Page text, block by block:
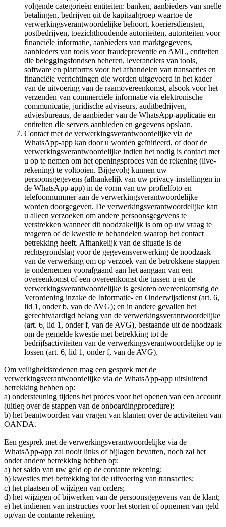
volgende categorieën entiteiten: banken, aanbieders van snelle
betalingen, bedrijven uit de kapitaalgroep waartoe de
verwerkingsverantwoordelijke behoort, koeriersdiensten,
postbedrijven, toezichthoudende autoriteiten, autoriteiten voor
financiële informatie, aanbieders van marktgegevens,
aanbieders van tools voor fraudepreventie en AML, entiteiten
die beleggingsfondsen beheren, leveranciers van tools,
software en platforms voor het afhandelen van transacties en
financiële verrichtingen die worden uitgevoerd in het kader
van de uitvoering van de raamovereenkomst, alsook voor het
verzenden van commerciële informatie via elektronische
communicatie, juridische adviseurs, auditbedrijven,
adviesbureaus, de aanbieder van de WhatsApp-applicatie en
entiteiten die servers aanbieden en gegevens opslaan.
Contact met de verwerkingsverantwoordelijke via de
WhatsApp-app kan door u worden geïnitieerd, of door de
verwerkingsverantwoordelijke indien het nodig is contact met
u op te nemen om het openingsproces van de rekening (live-
rekening) te voltooien. Bijgevolg kunnen uw
persoonsgegevens (afhankelijk van uw privacy-instellingen in
de WhatsApp-app) in de vorm van uw profielfoto en
telefoonnummer aan de verwerkingsverantwoordelijke
worden doorgegeven. De verwerkingsverantwoordelijke kan
u alleen verzoeken om andere persoonsgegevens te
verstrekken wanneer dit noodzakelijk is om op uw vraag te
reageren of de kwestie te behandelen waarop het contact
betrekking heeft. Afhankelijk van de situatie is de
rechtsgrondslag voor de gegevensverwerking de noodzaak
van de verwerking om op verzoek van de betrokkene stappen
te ondernemen voorafgaand aan het aangaan van een
overeenkomst of een overeenkomst die tussen u en de
verwerkingsverantwoordelijke is gesloten overeenkomstig de
Verordening inzake de Informatie- en Onderwijsdienst (art. 6,
lid 1, onder b, van de AVG); en in andere gevallen het
gerechtvaardigd belang van de verwerkingsverantwoordelijke
(art. 6, lid 1, onder f, van de AVG), bestaande uit de noodzaak
om de gemelde kwestie met betrekking tot de
bedrijfsactiviteiten van de verwerkingsverantwoordelijke op te
lossen (art. 6, lid 1, onder f, van de AVG).
Om veiligheidsredenen mag een gesprek met de
verwerkingsverantwoordelijke via de WhatsApp-app uitsluitend
betrekking hebben op:
a) ondersteuning tijdens het proces voor het openen van een account
(uitleg over de stappen van de onboardingprocedure);
b) het beantwoorden van vragen van klanten over de activiteiten van
OANDA.
Een gesprek met de verwerkingsverantwoordelijke via de
WhatsApp-app zal nooit links of bijlagen bevatten, noch zal het
onder andere betrekking hebben op:
a) het saldo van uw geld op de contante rekening;
b) kwesties met betrekking tot de uitvoering van transacties;
c) het plaatsen of wijzigen van orders;
d) het wijzigen of bijwerken van de persoonsgegevens van de klant;
e) het indienen van instructies voor het storten of opnemen van geld
op/van de contante rekening.